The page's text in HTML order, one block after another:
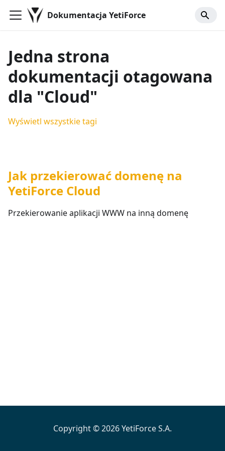
Dokumentacja YetiForce
Jedna strona
dokumentacji otagowana
dla "Cloud"
Wyświetl wszystkie tagi
Jak przekierować domenę na
YetiForce Cloud
Przekierowanie aplikacji WWW na inną domenę
Copyright © 2026 YetiForce S.A.